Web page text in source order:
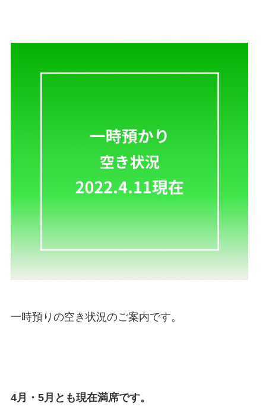
一時預りの空き状況のご案内です。
4月・5月とも現在満席です。